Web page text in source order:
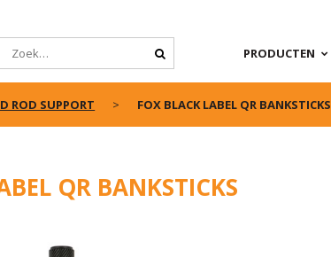
PRODUCTEN
ROD SUPPORT FOX BLACK LABEL QR BANKSTICKS
QR BANKSTICKS